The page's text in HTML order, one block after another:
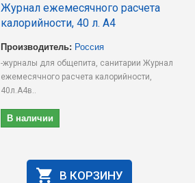
Журнал ежемесячного расчета
калорийности, 40 л. А4
Производитель: Россия
-журналы для общепита, санитарии Журнал
ежемесячного расчета калорийности,
40л.А4в..
В наличии
В КОРЗИНУ